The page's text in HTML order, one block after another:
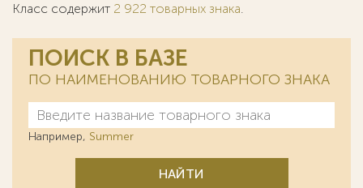
Класс содержит 2 922 товарных знака.
ПОИСК В БАЗЕ
ПО НАИМЕНОВАНИЮ ТОВАРНОГО ЗНАКА
Например, Summer
НАЙТИ